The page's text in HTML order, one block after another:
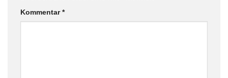
Kommentar*